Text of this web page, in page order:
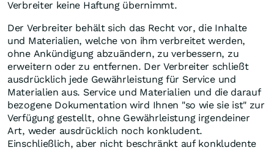
Verbreiter keine Haftung übernimmt.
Der Verbreiter behält sich das Recht vor, die Inhalte
und Materialien, welche von ihm verbreitet werden,
ohne Ankündigung abzuändern, zu verbessern, zu
erweitern oder zu entfernen. Der Verbreiter schließt
ausdrücklich jede Gewährleistung für Service und
Materialien aus. Service und Materialien und die darauf
bezogene Dokumentation wird Ihnen "so wie sie ist" zur
Verfügung gestellt, ohne Gewährleistung irgendeiner
Art, weder ausdrücklich noch konkludent.
Einschließlich, aber nicht beschränkt auf konkludente